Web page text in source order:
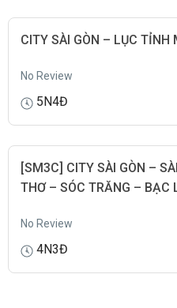
CITY SÀI GÒN – LỤC TỈNH
No Review
5N4Đ
[SM3C] CITY SÀI GÒN –
THƠ – SÓC TRĂNG – BẠC
No Review
4N3Đ